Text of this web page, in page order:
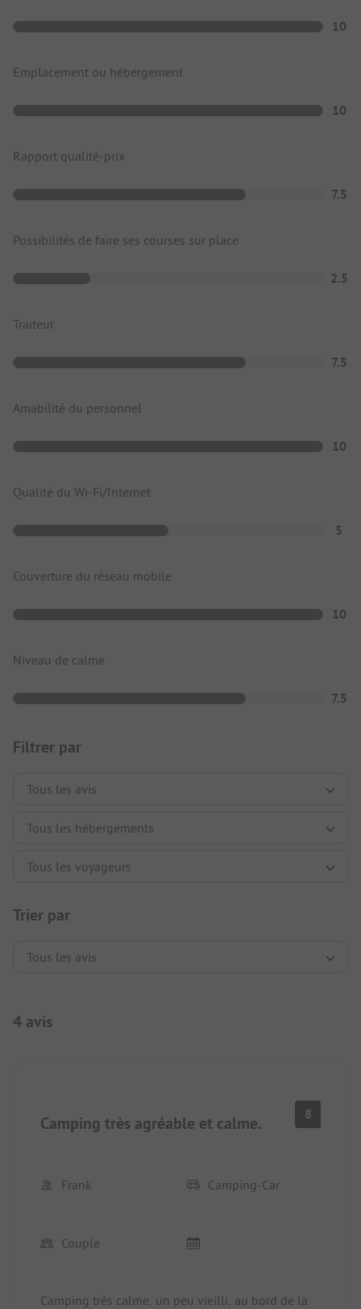
10
Emplacement ou hébergement
10
Rapport qualité-prix
7.5
Possibilités de faire ses courses sur place
2.5
Traiteur
7.5
Amabilité du personnel
10
Qualité du Wi-Fi/Internet
5
Couverture du réseau mobile
10
Niveau de calme
7.5
Filtrer par
Trier par
4 avis
Camping très agréable et calme. 8
Frank Camping-Car
Couple
Camping très calme, un peu vieilli, au bord de la